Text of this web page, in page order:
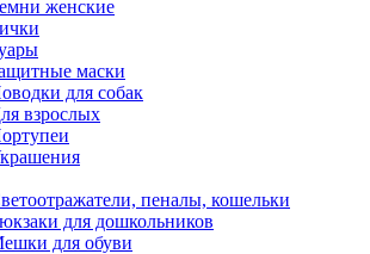
женские
маски
для собак
взрослых
пеналы, кошельки
для дошкольников
для обуви